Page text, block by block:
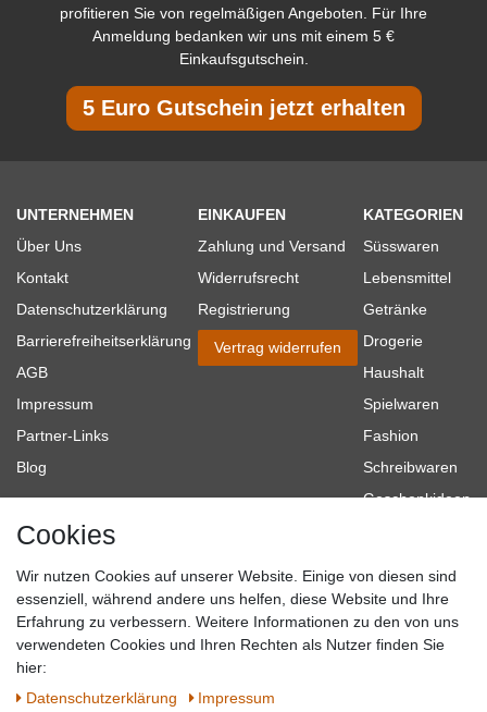
profitieren Sie von regelmäßigen Angeboten. Für Ihre
Anmeldung bedanken wir uns mit einem 5 €
Einkaufsgutschein.
5 Euro Gutschein jetzt erhalten
UNTERNEHMEN
Über Uns
Kontakt
Datenschutzerklärung
Barrierefreiheitserklärung
AGB
Impressum
Partner-Links
Blog
EINKAUFEN
Zahlung und Versand
Widerrufsrecht
Registrierung
Vertrag widerrufen
KATEGORIEN
Süsswaren
Lebensmittel
Getränke
Drogerie
Haushalt
Spielwaren
Fashion
Schreibwaren
Geschenkideen
Topmarken
SICHER EINKAUFEN WIR AKZEPTIEREN
Cookies
Wir nutzen Cookies auf unserer Website. Einige von diesen sind
essenziell, während andere uns helfen, diese Website und Ihre
Erfahrung zu verbessern. Weitere Informationen zu den von uns
verwendeten Cookies und Ihren Rechten als Nutzer finden Sie
hier:
Daten­schutz­erklärung
Impressum